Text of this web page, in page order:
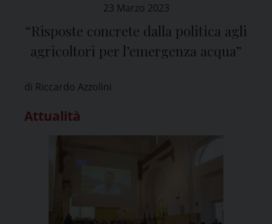
23 Marzo 2023
“Risposte concrete dalla politica agli
agricoltori per l’emergenza acqua”
di Riccardo Azzolini
Attualità